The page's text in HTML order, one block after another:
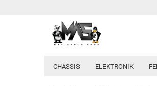
CHASSIS ELEKTRONIK